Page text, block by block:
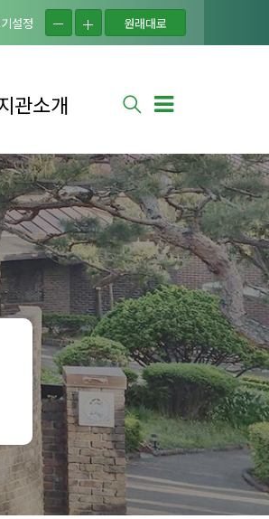
설정 원래대로
관소개
개
소개
황
자의 권리
버스 안내
시는 길